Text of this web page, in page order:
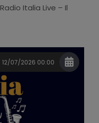
Italia Live – Il
07/2026 00:00